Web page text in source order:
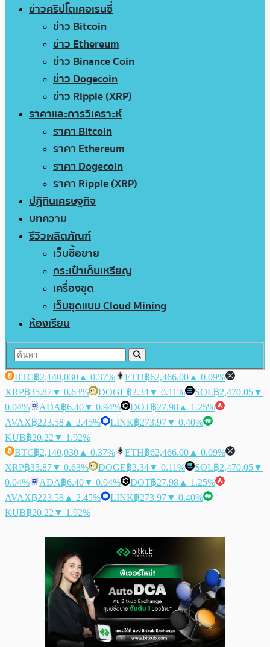
ข่าวคริปโตเคอเรนซี่
ข่าว Bitcoin
ข่าว Ethereum
ข่าว Binance Coin
ข่าว Dogecoin
ข่าว Ripple (XRP)
ราคาและการวิเคราะห์
ราคา Bitcoin
ราคา Ethereum
ราคา Dogecoin
ราคา Ripple (XRP)
ปฏิทินเศรษฐกิจ
บทความ
รีวิวผลิตภัณฑ์
เว็บซื้อขาย
กระเป๋าเก็บเหรียญ
เครื่องขุด
เว็บขุดแบบ Cloud Mining
ห้องเรียน
BTC฿2,140,030 ▲ 0.37% ETH฿62,466.00 ▲ 0.09%
XRP฿35.87▼ 0.63% DOGE฿2.34▼ 0.11% SOL฿2,470.05▼
0.04%
ADA฿6.40▼ 0.94% DOT฿27.98 ▲ 1.25%
AVAX฿223.58 ▲ 2.45% LINK฿273.97▼ 0.40%
KUB฿20.22 ▼ 1.92%
BTC฿2,140,030 ▲ 0.37% ETH฿62,466.00 ▲ 0.09%
XRP฿35.87▼ 0.63% DOGE฿2.34▼ 0.11% SOL฿2,470.05▼
0.04%
ADA฿6.40▼ 0.94% DOT฿27.98 ▲ 1.25%
AVAX฿223.58 ▲ 2.45% LINK฿273.97▼ 0.40%
KUB฿20.22 ▼ 1.92%